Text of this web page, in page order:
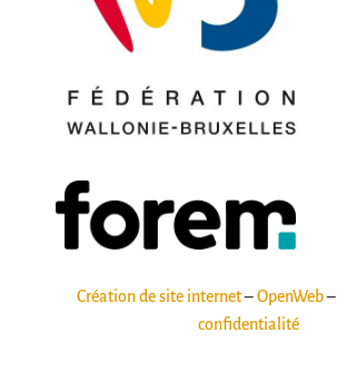
Création de site internet–OpenWeb–
confidentialité